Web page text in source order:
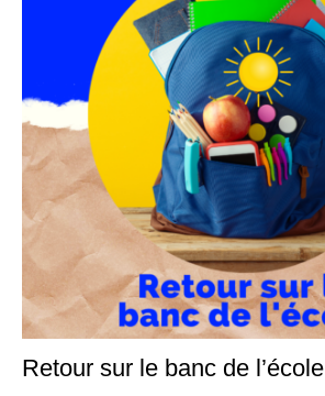
Retour sur le banc de l’école